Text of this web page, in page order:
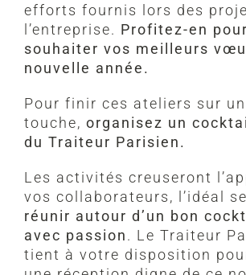
efforts fournis lors des
l’entreprise. Profitez-en
souhaiter vos meilleurs
nouvelle année.
Pour finir ces ateliers sur
touche, organisez un
du Traiteur Parisien.
Les activités creuseront
vos collaborateurs, l’idéal
réunir autour d’un bon
avec passion. Le Traiteur
tient à votre disposition